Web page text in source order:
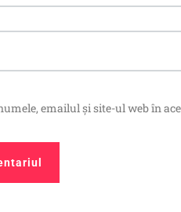
emailul și site-ul web în